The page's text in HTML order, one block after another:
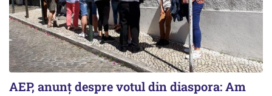
AEP, anunţ despre votul din diaspora: Am